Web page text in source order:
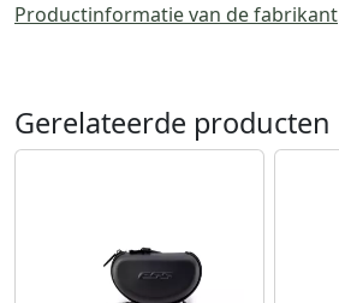
Productinformatie van de fabrikant
Gerelateerde producten